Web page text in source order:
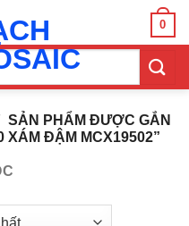
0
SẢN PHẨM ĐƯỢC GẮN
XÁM ĐẬM MCX19502”